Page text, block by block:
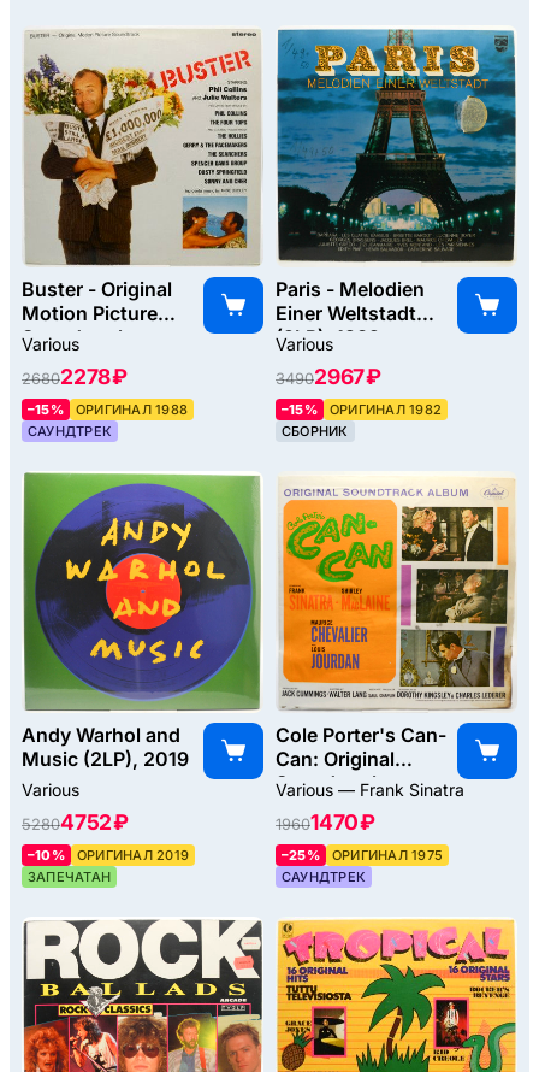
Buster - Original
Motion Picture
Soundtrack
Various
26802278 ₽
–15%
ОРИГИНАЛ 1988
САУНДТРЕК
Paris - Melodien
Einer Weltstadt
(2LP), 1982
Various
34902967 ₽
–15%
ОРИГИНАЛ 1982
СБОРНИК
Andy Warhol and
Music (2LP), 2019
Various
52804752 ₽
–10%
ОРИГИНАЛ 2019
ЗАПЕЧАТАН
Cole Porter's Can-
Can: Original
Soundtrack
Various — Frank Sinatra
19601470 ₽
–25%
ОРИГИНАЛ 1975
САУНДТРЕК